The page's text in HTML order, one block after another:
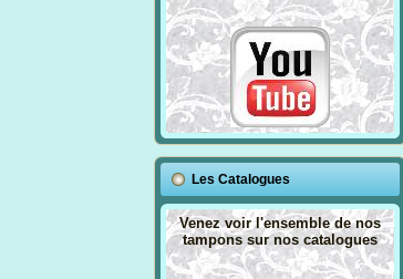
Les Catalogues
Venez voir l'ensemble de nos
tampons sur nos catalogues